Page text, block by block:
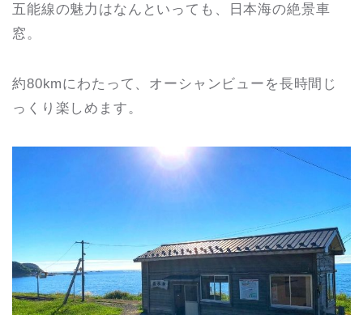
五能線の魅力はなんといっても、日本海の絶景車
窓。
約80kmにわたって、オーシャンビューを長時間じ
っくり楽しめます。